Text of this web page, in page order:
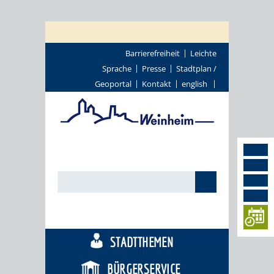
Barrierefreiheit
Leichte
Sprache
Presse
Stadtplan /
Geoportal
Kontakt english
STADTTHEMEN
BÜRGERSERVICE